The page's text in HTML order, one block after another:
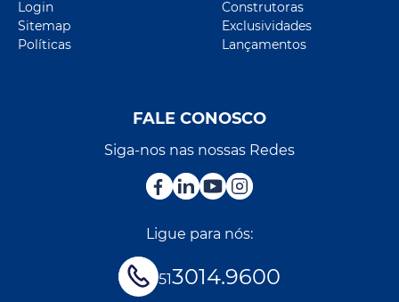
Login
Sitemap
Políticas
Construtoras
Exclusividades
Lançamentos
FALE CONOSCO
Siga-nos nas nossas Redes
Ligue para nós:
513014.9600